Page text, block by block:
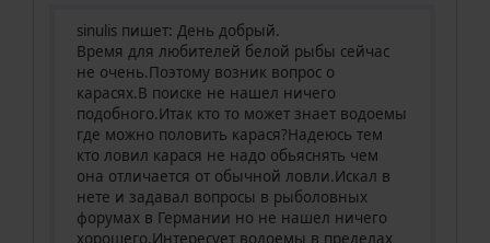
sinulis пишет: День добрый.
Время для любителей белой рыбы сейчас
не очень.Поэтому возник вопрос о
карасях.В поиске не нашел ничего
подобного.Итак кто то может знает водоемы
где можно половить карася?Надеюсь тем
кто ловил карася не надо обьяснять чем
она отличается от обычной ловли.Искал в
нете и задавал вопросы в рыболовных
форумах в Германии но не нашел ничего
хорошего.Интересует водоемы в пределах